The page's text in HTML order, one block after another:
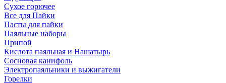
Сухое горючее
Все для Пайки
Пасты для пайки
Паяльные наборы
Припой
Кислота паяльная и Нашатырь
Сосновая канифоль
Электропаяльники и выжигатели
Горелки